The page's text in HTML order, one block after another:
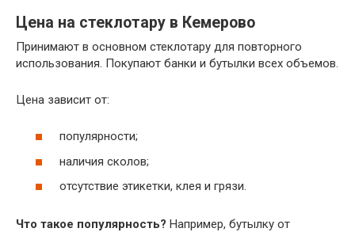
Цена на стеклотару в Кемерово
Принимают в основном стеклотару для повторного
использования. Покупают банки и бутылки всех объемов.
Цена зависит от:
популярности;
наличия сколов;
отсутствие этикетки, клея и грязи.
Что такое популярность? Например, бутылку от